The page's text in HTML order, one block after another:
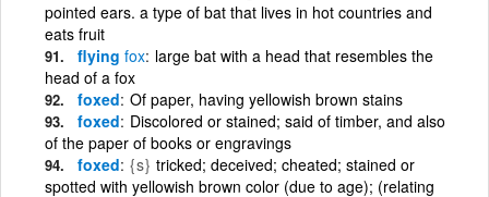
pointed ears. a type of bat that lives in hot countries and
eats fruit
flying fox large bat with a head that resembles the
head of a fox
foxed Of paper, having yellowish brown stains
foxed Discolored or stained; said of timber, and also
of the paper of books or engravings
foxed {s} tricked; deceived; cheated; stained or
spotted with yellowish brown color (due to age); (relating